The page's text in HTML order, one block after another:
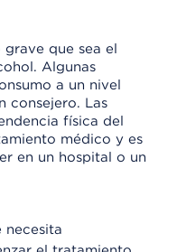
que sea el
Algunas
a un nivel
consejero. Las
física del
médico y es
en un hospital o un
necesita